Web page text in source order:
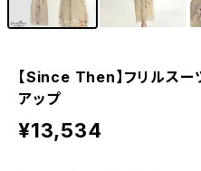
【Since Then】フリルスー
アップ
¥13,534